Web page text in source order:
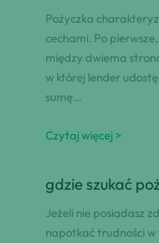
Pożyczka
cechami. Po
między dwiema
w której lender
sumę…
Czytaj więcej >
gdzie szukać
Jeżeli nie posiadasz
napotkać trudności